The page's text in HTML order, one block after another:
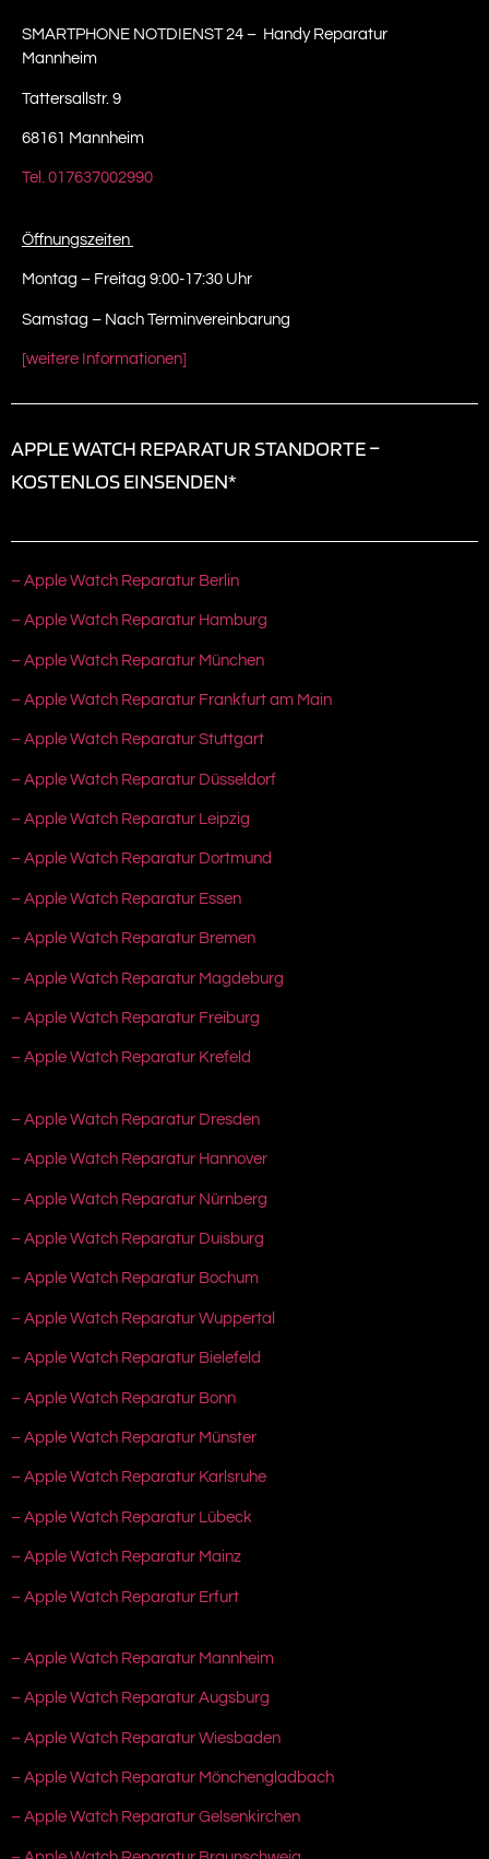
SMARTPHONE NOTDIENST 24 – Handy Reparatur
Mannheim
Tattersallstr. 9
68161 Mannheim
Tel. 017637002990
Öffnungszeiten
Montag – Freitag 9:00-17:30 Uhr
Samstag – Nach Terminvereinbarung
[weitere Informationen]
APPLE WATCH REPARATUR STANDORTE –
KOSTENLOS EINSENDEN*
– Apple Watch Reparatur Berlin
– Apple Watch Reparatur Hamburg
– Apple Watch Reparatur München
– Apple Watch Reparatur Frankfurt am Main
– Apple Watch Reparatur Stuttgart
– Apple Watch Reparatur Düsseldorf
– Apple Watch Reparatur Leipzig
– Apple Watch Reparatur Dortmund
– Apple Watch Reparatur Essen
– Apple Watch Reparatur Bremen
– Apple Watch Reparatur Magdeburg
– Apple Watch Reparatur Freiburg
– Apple Watch Reparatur Krefeld
– Apple Watch Reparatur Dresden
– Apple Watch Reparatur Hannover
– Apple Watch Reparatur Nürnberg
– Apple Watch Reparatur Duisburg
– Apple Watch Reparatur Bochum
– Apple Watch Reparatur Wuppertal
– Apple Watch Reparatur Bielefeld
– Apple Watch Reparatur Bonn
– Apple Watch Reparatur Münster
– Apple Watch Reparatur Karlsruhe
– Apple Watch Reparatur Lübeck
– Apple Watch Reparatur Mainz
– Apple Watch Reparatur Erfurt
– Apple Watch Reparatur Mannheim
– Apple Watch Reparatur Augsburg
– Apple Watch Reparatur Wiesbaden
– Apple Watch Reparatur Mönchengladbach
– Apple Watch Reparatur Gelsenkirchen